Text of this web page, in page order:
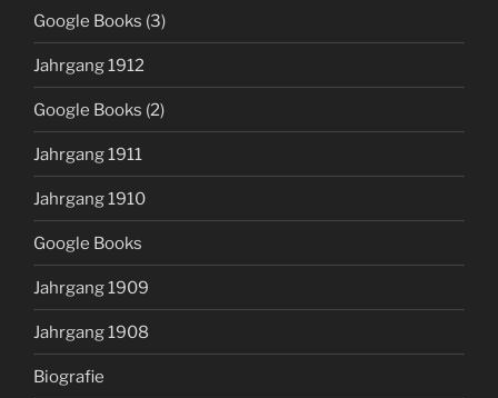
Google Books (3)
Jahrgang 1912
Google Books (2)
Jahrgang 1911
Jahrgang 1910
Google Books
Jahrgang 1909
Jahrgang 1908
Biografie